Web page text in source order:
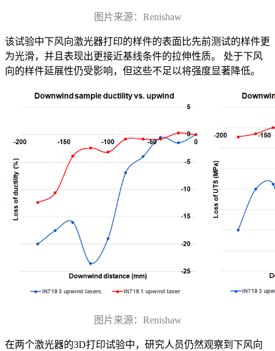
图片来源：Renishaw
该试验中下风向激光器打印的样件的表面比先前测试的样件更
为光滑，并且表现出更接近基线条件的拉伸性质。 处于下风
向的样件延展性仍受影响，但这些不足以将强度显著降低。
图片来源：Renishaw
在两个激光器的3D打印试验中，研究人员仍然观察到下风向